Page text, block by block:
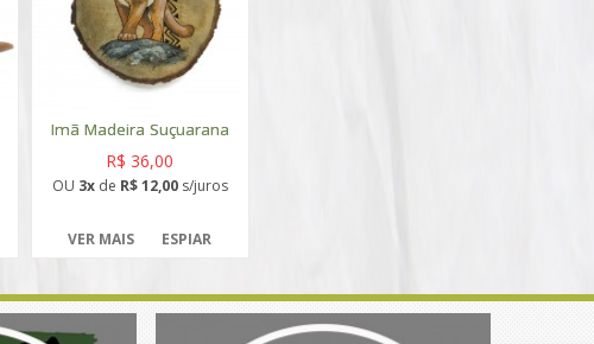
Imã Madeira Suçuarana
R$ 36,00
OU 3xde R$ 12,00s/juros
VER MAIS ESPIAR